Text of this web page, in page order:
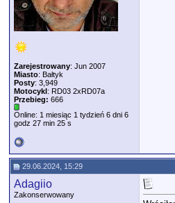
Zarejestrowany: Jun 2007
Miasto: Bałtyk
Posty: 3,949
Motocykl: RD03 2xRD07a
Przebieg: 666
Online: 1 miesiąc 1 tydzień 6 dni 6
godz 27 min 25 s
29.06.2024, 15:29
Adagiio
Zakonserwowany